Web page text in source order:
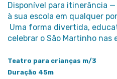
Disponível para itinerância
à sua escola em qualquer
Uma forma divertida,
celebrar o São Martinho nas
Teatro para crianças m/3
Duração 45m